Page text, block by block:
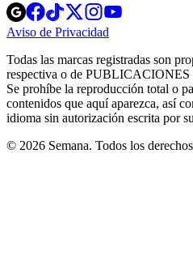
Opens
in
new
Opens
in
new
Opens
in
new
window
Opens
new
windowwindow
Aviso de Privacidad
new
window
Todas las marcas registradas son
respectiva o de
Se prohíbe la reproducción total o
contenidos que aquí aparezca, así
idioma sin autorización escrita por
© 2026 Semana. Todos los